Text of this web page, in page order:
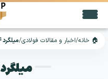
🔍
▼
🏠 خانه/اخبار و مقالات فولادی/میلگرد A۴ چیست؟
میلگرد A۴ چیست؟